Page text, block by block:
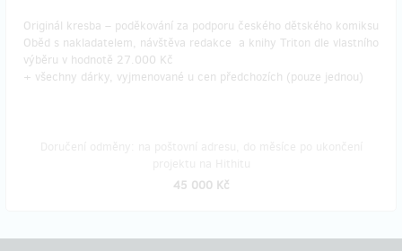
Originál kresba – poděkování za podporu českého dětského komiksu
Oběd s nakladatelem, návštěva redakce a knihy Triton dle vlastního
výběru v hodnotě 27.000 Kč
+ všechny dárky, vyjmenované u cen předchozích (pouze jednou)
45 000 Kč